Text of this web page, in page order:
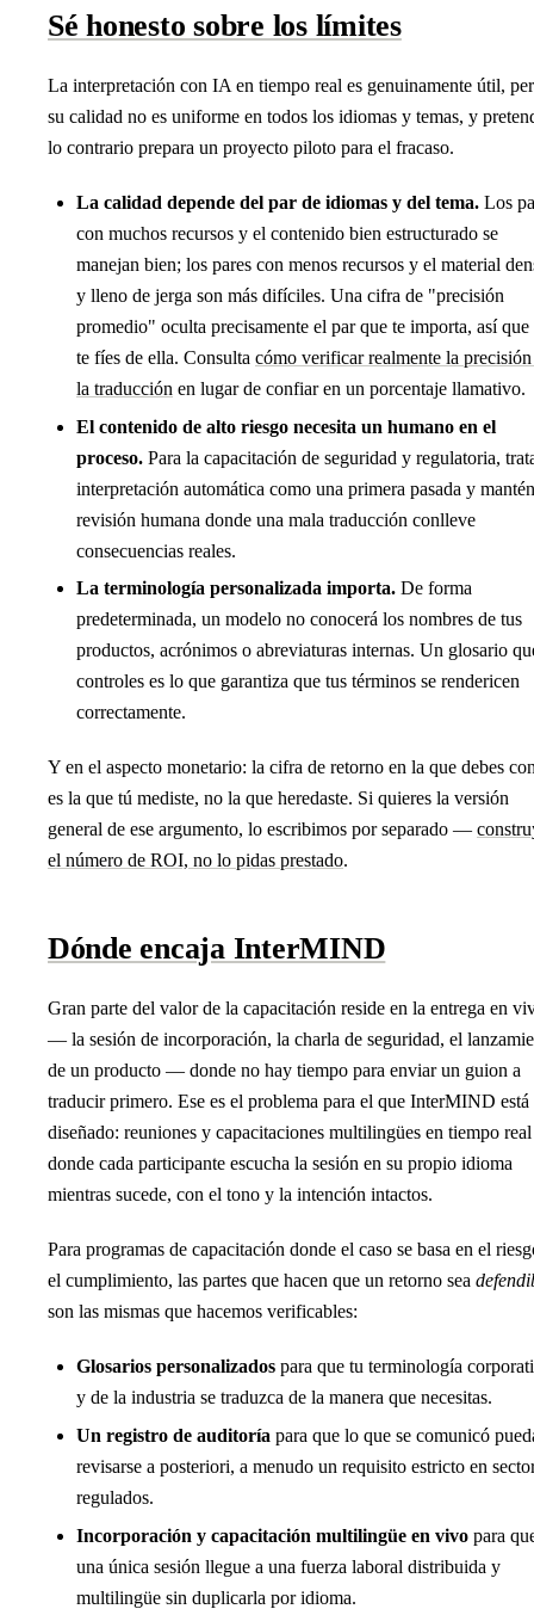
Sé honesto sobre los límites
La interpretación con IA en tiempo real es genuinamente útil,
su calidad no es uniforme en todos los idiomas y temas, y
lo contrario prepara un proyecto piloto para el fracaso.
La calidad depende del par de idiomas y del tema. Los
con muchos recursos y el contenido bien estructurado se
manejan bien; los pares con menos recursos y el material
y lleno de jerga son más difíciles. Una cifra de "precisión
promedio" oculta precisamente el par que te importa, así que
te fíes de ella. Consulta cómo verificar realmente la
la traducción en lugar de confiar en un porcentaje llamativo.
El contenido de alto riesgo necesita un humano en el
proceso. Para la capacitación de seguridad y regulatoria,
interpretación automática como una primera pasada y
revisión humana donde una mala traducción conlleve
consecuencias reales.
La terminología personalizada importa. De forma
predeterminada, un modelo no conocerá los nombres de tus
productos, acrónimos o abreviaturas internas. Un glosario
controles es lo que garantiza que tus términos se rendericen
correctamente.
Y en el aspecto monetario: la cifra de retorno en la que debes
es la que tú mediste, no la que heredaste. Si quieres la versión
general de ese argumento, lo escribimos por separado —
el número de ROI, no lo pidas prestado.
Dónde encaja InterMIND
Gran parte del valor de la capacitación reside en la entrega en
— la sesión de incorporación, la charla de seguridad, el
de un producto — donde no hay tiempo para enviar un guion a
traducir primero. Ese es el problema para el que InterMIND está
diseñado: reuniones y capacitaciones multilingües en tiempo real
donde cada participante escucha la sesión en su propio idioma
mientras sucede, con el tono y la intención intactos.
Para programas de capacitación donde el caso se basa en el
el cumplimiento, las partes que hacen que un retorno sea
son las mismas que hacemos verificables:
Glosarios personalizados para que tu terminología
y de la industria se traduzca de la manera que necesitas.
Un registro de auditoría para que lo que se comunicó
revisarse a posteriori, a menudo un requisito estricto en
regulados.
Incorporación y capacitación multilingüe en vivo para
una única sesión llegue a una fuerza laboral distribuida y
multilingüe sin duplicarla por idioma.